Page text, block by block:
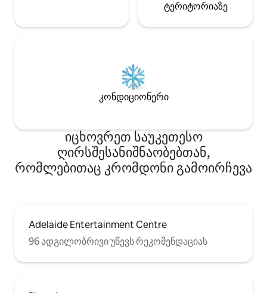
ტერიტორიაზე
კონდიციონერი
იცხოვრეთ საუკეთესო
ღირსშესანიშნაობებთან,
რომლებითაც კრომდონი გამოირჩევა
Adelaide Entertainment Centre
96 ადგილობრივი უწევს რეკომენდაციას